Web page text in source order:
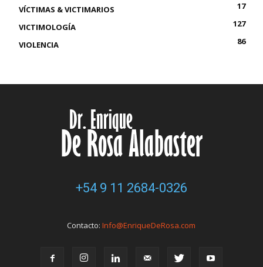
VÍCTIMAS & VICTIMARIOS
17
VICTIMOLOGÍA
127
VIOLENCIA
86
+54 9 11 2684-0326
Contacto:Info@EnriqueDeRosa.com